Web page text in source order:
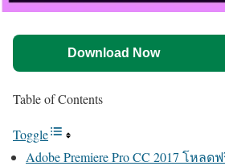
Download Now
Table of Contents
Toggle
Adobe Premiere Pro CC 2017 โหลด